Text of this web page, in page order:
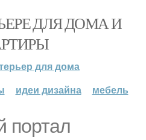
ДЛЯ ДОМА И
для дома
идеи дизайна мебель
портал